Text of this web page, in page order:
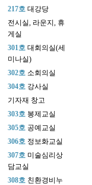
217호 대강당
전시실, 라운지, 휴
게실
301호 대회의실(세
미나실)
302호 소회의실
304호 강사실
기자재 창고
303호 봉제교실
305호 공예교실
306호 정보화교실
307호 미술심리상
담교실
308호 친환경비누